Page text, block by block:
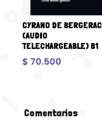
CYRANO DE BERGERAC
(AUDIO
TELECHARGEABLE) B1
$ 70.500
Comentarios